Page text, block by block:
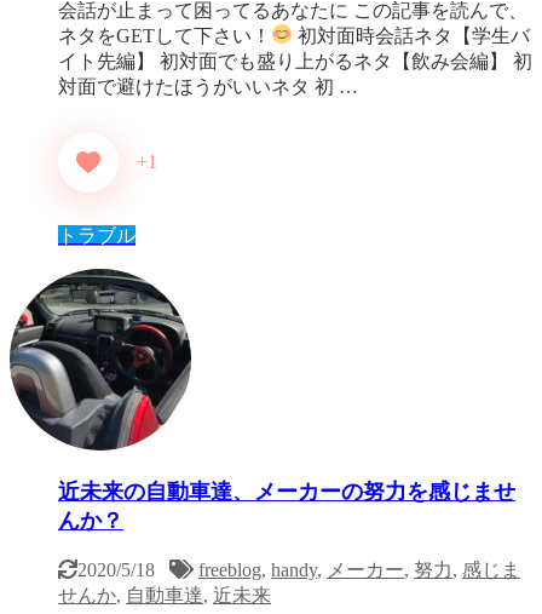
会話が止まって困ってるあなたに この記事を読んで、
ネタをGETして下さい！
初対面時会話ネタ【学生バ
イト先編】 初対面でも盛り上がるネタ【飲み会編】 初
対面で避けたほうがいいネタ 初 …
+1
トラブル
近未来の自動車達、メーカーの努力を感じませ
んか？
2020/5/18 freeblog, handy, メーカー, 努力, 感じま
せんか, 自動車達, 近未来